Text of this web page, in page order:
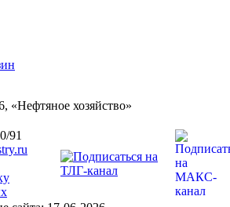
«Нефтяное хозяйство»
91